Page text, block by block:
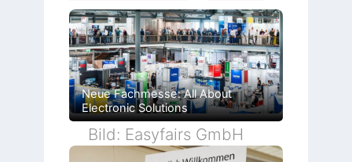
Neue Fachmesse: All About
Electronic Solutions
Bild: Easyfairs GmbH